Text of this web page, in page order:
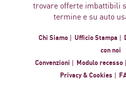
trovare offerte imbattibili
termine e su auto
Chi Siamo Ufficio Stampa
con noi
Convenzioni
Modulo recesso
Privacy & Cookies